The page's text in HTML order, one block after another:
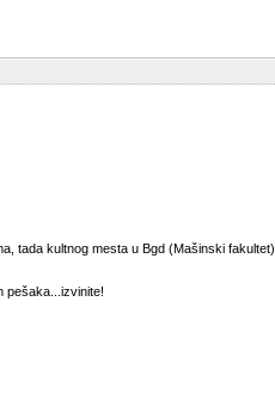
tada kultnog mesta u Bgd (Mašinski fakultet).
pešaka...izvinite!